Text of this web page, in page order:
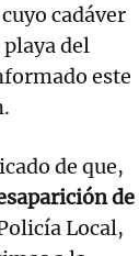
cuyo cadáver
del
este
de que,
de
Local,